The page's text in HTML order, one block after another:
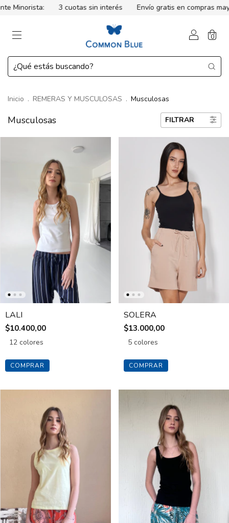
3 cuotas sin interés Envío gratis en compras
0
Inicio . REMERAS Y MUSCULOSAS . Musculosas
Musculosas FILTRAR
LALI
$10.400,00
12 colores
COMPRAR
SOLERA
$13.000,00
5 colores
COMPRAR